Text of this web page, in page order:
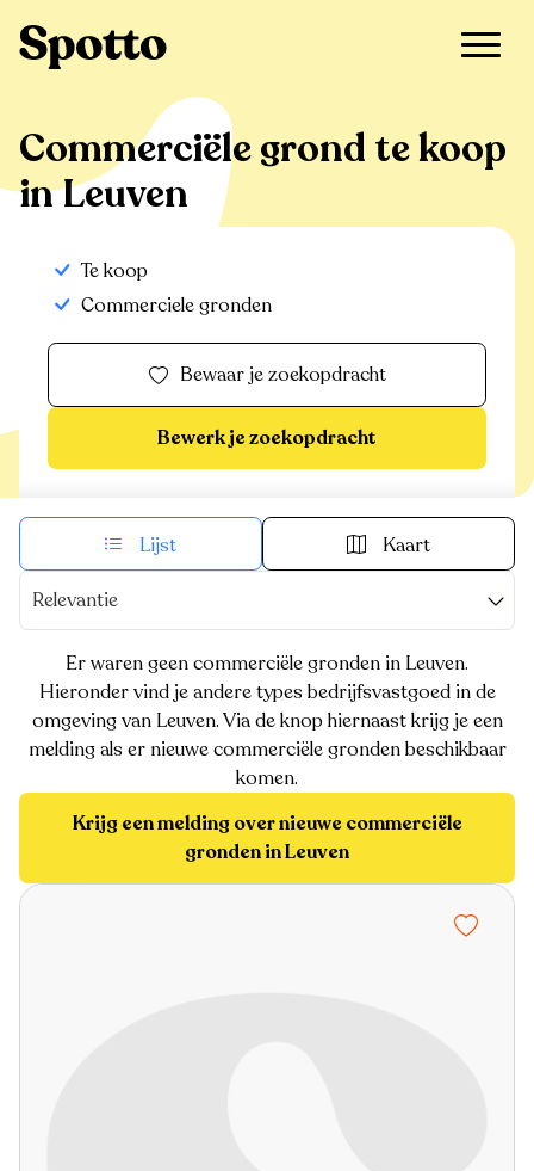
Leuven >
Commerciële grond te koop
in Leuven
Te koop
Commerciele gronden
Bewaar je zoekopdracht
Bewerk je zoekopdracht
Lijst Kaart
Relevantie
Er waren geen commerciële gronden in Leuven.
Hieronder vind je andere types bedrijfsvastgoed in de
omgeving van Leuven. Via de knop hiernaast krijg je een
melding als er nieuwe commerciële gronden beschikbaar
komen.
Krijg een melding over nieuwe commerciële
gronden in Leuven